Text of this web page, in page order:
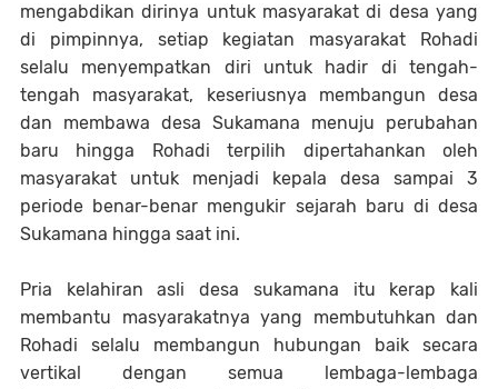
mengabdikan dirinya untuk masyarakat di desa yang
di pimpinnya, setiap kegiatan masyarakat Rohadi
selalu menyempatkan diri untuk hadir di tengah-
tengah masyarakat, keseriusnya membangun desa
dan membawa desa Sukamana menuju perubahan
baru hingga Rohadi terpilih dipertahankan oleh
masyarakat untuk menjadi kepala desa sampai 3
periode benar-benar mengukir sejarah baru di desa
Sukamana hingga saat ini.
Pria kelahiran asli desa sukamana itu kerap kali
membantu masyarakatnya yang membutuhkan dan
Rohadi selalu membangun hubungan baik secara
vertikal dengan semua lembaga-lembaga